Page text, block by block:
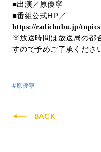
■出演／原優寧
■番組公式HP／
https://radichubu.jp/
※放送時間は放送局の都
すので予めご了承くださ
#原優寧
BACK